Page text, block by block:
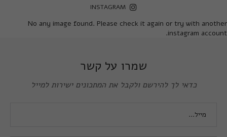
INSTAGRAM
No any image found. Please check it again or try with another
instagram account.
שמרו על קשר
כדאי לך להירשם ולקבל את המתכונים ישירות למייל